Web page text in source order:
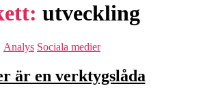
utveckling
Kategorier
Analys Sociala medier
är en verktygslåda